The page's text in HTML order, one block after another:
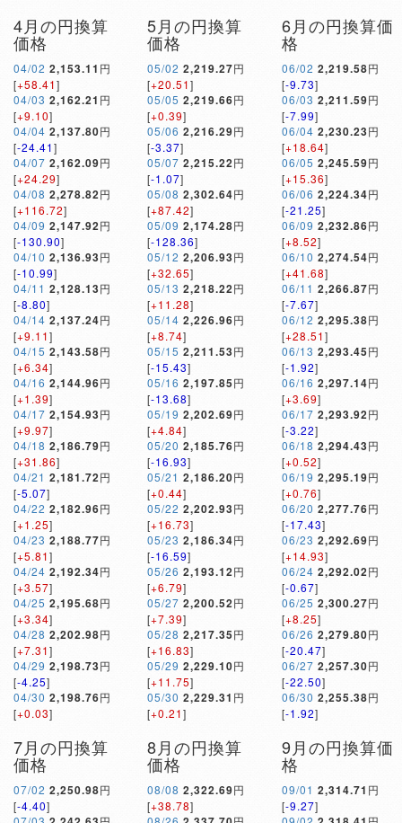
4月の円換算
価格
04/02 2,153.11 円
[+58.41]
04/03 2,162.21 円
[+9.10]
04/04 2,137.80円
[-24.41]
04/07 2,162.09円
[+24.29]
04/08 2,278.82円
[+116.72]
04/09 2,147.92円
[-130.90]
04/10 2,136.93円
[-10.99]
04/11 2,128.13円
[-8.80]
04/14 2,137.24円
[+9.11]
04/15 2,143.58円
[+6.34]
04/16 2,144.96円
[+1.39]
04/17 2,154.93円
[+9.97]
04/18 2,186.79円
[+31.86]
04/21 2,181.72円
[-5.07]
04/22 2,182.96円
[+1.25]
04/23 2,188.77円
[+5.81]
04/24 2,192.34円
[+3.57]
04/25 2,195.68円
[+3.34]
04/28 2,202.98円
[+7.31]
04/29 2,198.73円
[-4.25]
04/30 2,198.76円
[+0.03]
5月の円換算
価格
05/02 2,219.27円
[+20.51]
05/05 2,219.66円
[+0.39]
05/06 2,216.29円
[-3.37]
05/07 2,215.22円
[-1.07]
05/08 2,302.64円
[+87.42]
05/09 2,174.28円
[-128.36]
05/12 2,206.93円
[+32.65]
05/13 2,218.22円
[+11.28]
05/14 2,226.96円
[+8.74]
05/15 2,211.53円
[-15.43]
05/16 2,197.85円
[-13.68]
05/19 2,202.69円
[+4.84]
05/20 2,185.76円
[-16.93]
05/21 2,186.20円
[+0.44]
05/22 2,202.93円
[+16.73]
05/23 2,186.34円
[-16.59]
05/26 2,193.12円
[+6.79]
05/27 2,200.52円
[+7.39]
05/28 2,217.35円
[+16.83]
05/29 2,229.10円
[+11.75]
05/30 2,229.31 円
[+0.21]
6月の円換算価
格
06/02 2,219.58円
[-9.73]
06/03 2,211.59円
[-7.99]
06/04 2,230.23円
[+18.64]
06/05 2,245.59円
[+15.36]
06/06 2,224.34円
[-21.25]
06/09 2,232.86円
[+8.52]
06/10 2,274.54円
[+41.68]
06/11 2,266.87円
[-7.67]
06/12 2,295.38円
[+28.51]
06/13 2,293.45円
[-1.92]
06/16 2,297.14円
[+3.69]
06/17 2,293.92円
[-3.22]
06/18 2,294.43円
[+0.52]
06/19 2,295.19円
[+0.76]
06/20 2,277.76円
[-17.43]
06/23 2,292.69円
[+14.93]
06/24 2,292.02円
[-0.67]
06/25 2,300.27円
[+8.25]
06/26 2,279.80円
[-20.47]
06/27 2,257.30円
[-22.50]
06/30 2,255.38円
[-1.92]
7月の円換算
価格
07/02 2,250.98円
[-4.40]
8月の円換算
価格
08/08 2,322.69円
[+38.78]
9月の円換算価
格
09/01 2,314.71 円
[-9.27]